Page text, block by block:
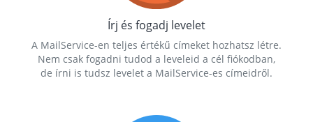
Írj és fogadj levelet
A MailService-en teljes értékű címeket hozhatsz létre.
Nem csak fogadni tudod a leveleid a cél fiókodban,
de írni is tudsz levelet a MailService-es címeidről.